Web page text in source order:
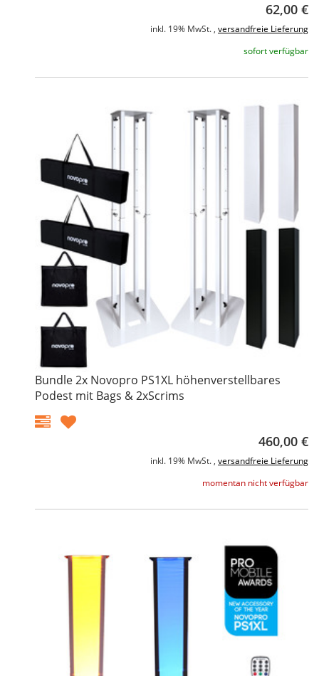
62,00 €
inkl. 19% MwSt. , versandfreie Lieferung
sofort verfügbar
Bundle 2x Novopro PS1XL höhenverstellbares
Podest mit Bags & 2xScrims
460,00 €
inkl. 19% MwSt. , versandfreie Lieferung
momentan nicht verfügbar